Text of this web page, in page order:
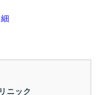
ニック